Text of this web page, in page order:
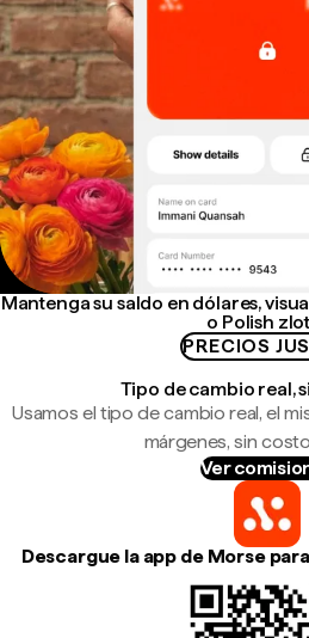
Mantenga su saldo en dólares,
o Polish
PRECIOS
Tipo de cambio real,
Usamos el tipo de cambio real, el
márgenes, sin
Ver
Descargue la app de Morse